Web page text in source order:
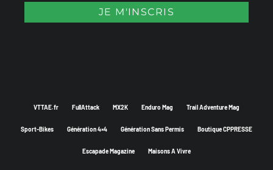
VTTAE.fr FullAttack MX2K Enduro Mag Trail Adventure Mag
Sport-Bikes Génération 4×4 Génération Sans Permis Boutique CPPRESSE
Escapade Magazine Maisons A Vivre